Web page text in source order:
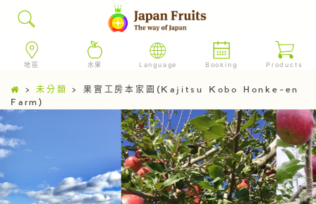
地區 水果 Language Booking Products
>未分類 >果實工房本家園(Kajitsu Kobo Honke-en
Farm)